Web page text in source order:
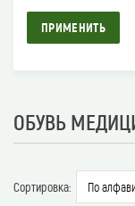
ОБУВЬ
Сортировка:
ПРИМЕНИТЬ